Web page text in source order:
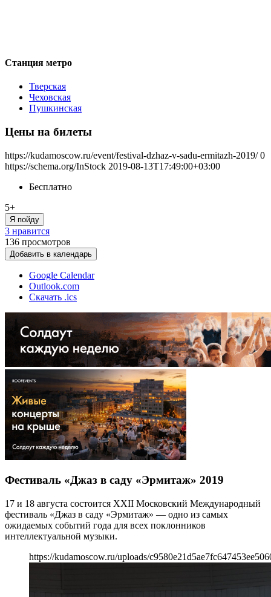
Станция метро
Тверская
Чеховская
Пушкинская
Цены на билеты
https://kudamoscow.ru/event/festival-dzhaz-v-sadu-ermitazh-2019/ 0
https://schema.org/InStock 2019-08-13T17:49:00+03:00
Бесплатно
5+
Я пойду
3 нравится
136 просмотров
Добавить в календарь
Google Calendar
Outlook.com
Скачать .ics
Фестиваль «Джаз в саду «Эрмитаж» 2019
17 и 18 августа состоится XXII Московский Международный
фестиваль «Джаз в саду «Эрмитаж» — одно из самых
ожидаемых событий года для всех поклонников
интеллектуальной музыки.
https://kudamoscow.ru/uploads/